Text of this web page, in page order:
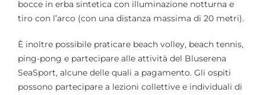
bocce in erba sintetica con illuminazione notturna e
tiro con l’arco (con una distanza massima di 20 metri).
È inoltre possibile praticare beach volley, beach tennis,
ping-pong e partecipare alle attività del Bluserena
SeaSport, alcune delle quali a pagamento. Gli ospiti
possono partecipare a lezioni collettive e individuali di